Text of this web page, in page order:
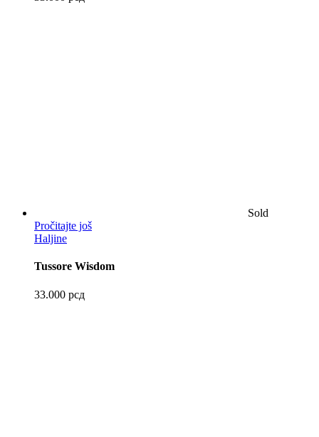
Sold
Pročitajte još
Haljine
Tussore Wisdom
33.000 рсд